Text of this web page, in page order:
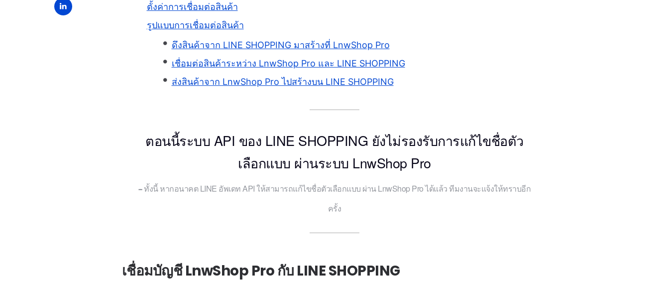
ตั้งค่าการเชื่อมต่อสินค้า
รูปแบบการเชื่อมต่อสินค้า
ดึงสินค้าจาก LINE SHOPPING มาสร้างที่ LnwShop Pro
เชื่อมต่อสินค้าระหว่าง LnwShop Pro และ LINE SHOPPING
ส่งสินค้าจาก LnwShop Pro ไปสร้างบน LINE SHOPPING
ตอนนี้ระบบ API ของ LINE SHOPPING ยังไม่รองรับการแก้ไขชื่อตัว
เลือกแบบ ผ่านระบบ LnwShop Pro
ทั้งนี้ หากอนาคต LINE อัพเดท API ให้สามารถแก้ไขชื่อตัวเลือกแบบ ผ่าน LnwShop Pro ได้แล้ว ทีมงานจะแจ้งให้ทราบอีก
ครั้ง
เชื่อมบัญชี LnwShop Pro กับ LINE SHOPPING